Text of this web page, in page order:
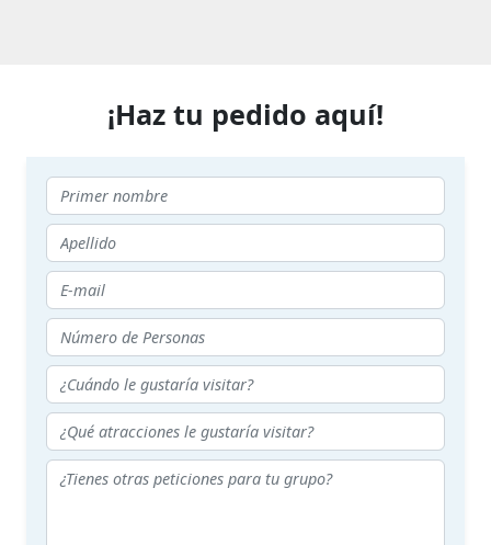
¡Haz tu pedido aquí!